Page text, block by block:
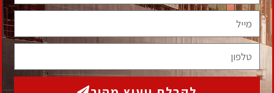
מלאו את הפרטים הבאים ואנו נחזור אליכם בהקדם